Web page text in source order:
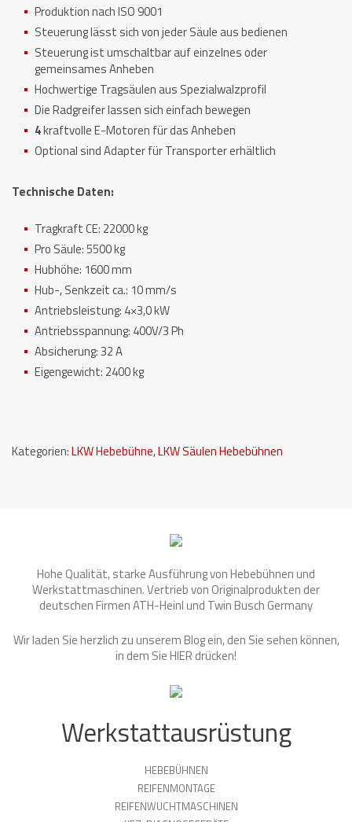
Produktion nach ISO 9001
Steuerung lässt sich von jeder Säule aus bedienen
Steuerung ist umschaltbar auf einzelnes oder
gemeinsames Anheben
Hochwertige Tragsäulen aus Spezialwalzprofil
Die Radgreifer lassen sich einfach bewegen
4kraftvolle E-Motoren für das Anheben
Optional sind Adapter für Transporter erhältlich
Technische Daten:
Tragkraft CE: 22000 kg
Pro Säule: 5500 kg
Hubhöhe: 1600 mm
Hub-, Senkzeit ca.: 10 mm/s
Antriebsleistung: 4×3,0 kW
Antriebsspannung: 400V/3 Ph
Absicherung: 32 A
Eigengewicht: 2400 kg
Kategorien:LKW Hebebühne,LKW Säulen Hebebühnen
Hohe Qualität, starke Ausführung von Hebebühnen und
Werkstattmaschinen. Vertrieb von Originalprodukten der
deutschen Firmen ATH-Heinl und Twin Busch Germany
Wir laden Sie herzlich zu unserem Blog ein, den Sie sehen können,
in dem SieHIER drücken!
Werkstattausrüstung
HEBEBÜHNEN
REIFENMONTAGE
REIFENWUCHTMASCHINEN